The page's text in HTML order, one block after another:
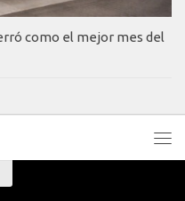
como el mejor mes del